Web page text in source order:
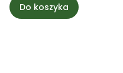
Do koszyka